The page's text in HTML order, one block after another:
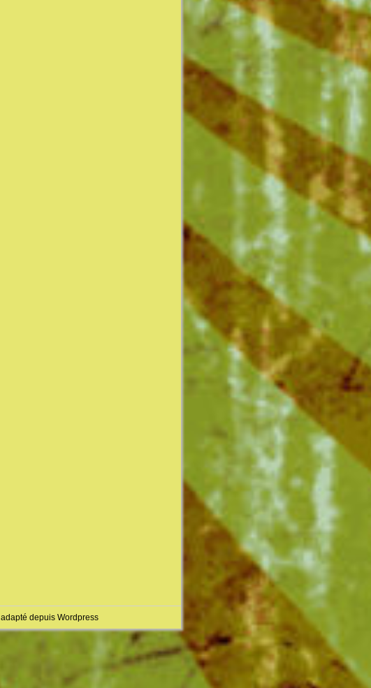
adapté depuis Wordpress